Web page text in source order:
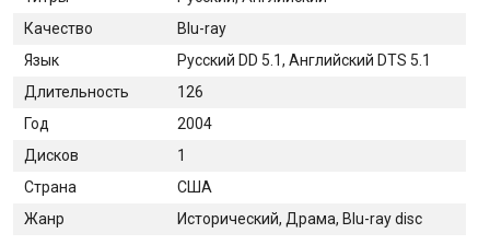
Качество
Blu-ray
Язык
Русский DD 5.1, Английский DTS 5.1
Длительность
126
Год
2004
Дисков
1
Страна
США
Жанр
Исторический, Драма, Blu-ray disc